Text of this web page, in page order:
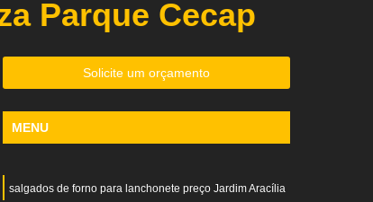
Parque Cecap
Solicite um orçamento
MENU
salgados de forno para lanchonete preço Jardim Aracília